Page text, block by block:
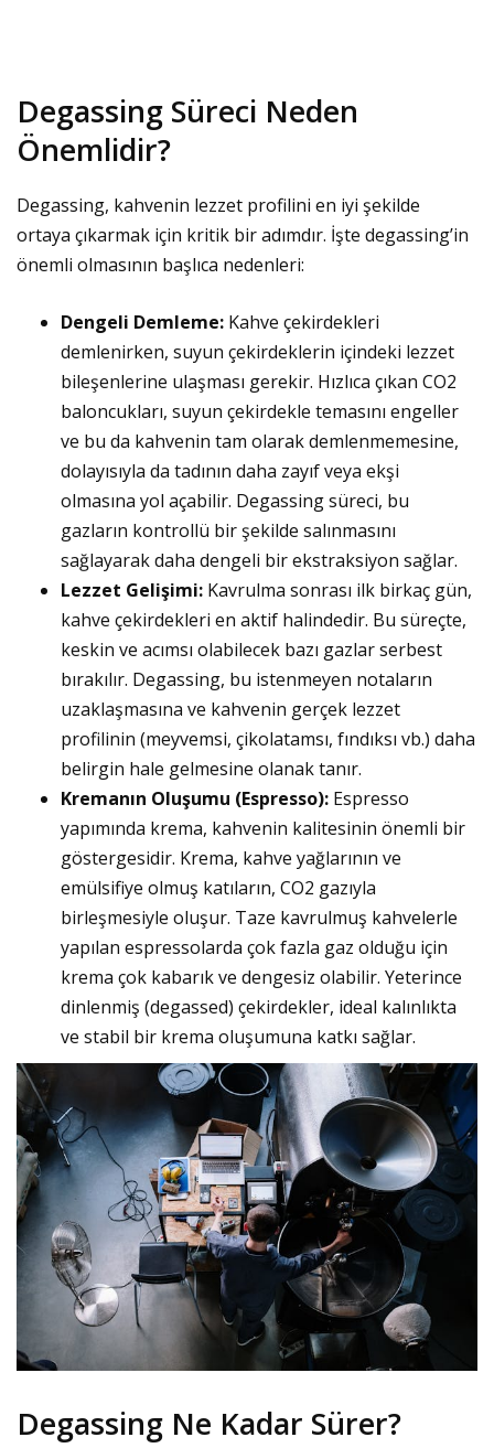
Degassing Süreci Neden
Önemlidir?
Degassing, kahvenin lezzet profilini en iyi şekilde
ortaya çıkarmak için kritik bir adımdır. İşte degassing’in
önemli olmasının başlıca nedenleri:
Dengeli Demleme: Kahve çekirdekleri
demlenirken, suyun çekirdeklerin içindeki lezzet
bileşenlerine ulaşması gerekir. Hızlıca çıkan CO2
baloncukları, suyun çekirdekle temasını engeller
ve bu da kahvenin tam olarak demlenmemesine,
dolayısıyla da tadının daha zayıf veya ekşi
olmasına yol açabilir. Degassing süreci, bu
gazların kontrollü bir şekilde salınmasını
sağlayarak daha dengeli bir ekstraksiyon sağlar.
Lezzet Gelişimi: Kavrulma sonrası ilk birkaç gün,
kahve çekirdekleri en aktif halindedir. Bu süreçte,
keskin ve acımsı olabilecek bazı gazlar serbest
bırakılır. Degassing, bu istenmeyen notaların
uzaklaşmasına ve kahvenin gerçek lezzet
profilinin (meyvemsi, çikolatamsı, fındıksı vb.) daha
belirgin hale gelmesine olanak tanır.
Kremanın Oluşumu (Espresso): Espresso
yapımında krema, kahvenin kalitesinin önemli bir
göstergesidir. Krema, kahve yağlarının ve
emülsifiye olmuş katıların, CO2 gazıyla
birleşmesiyle oluşur. Taze kavrulmuş kahvelerle
yapılan espressolarda çok fazla gaz olduğu için
krema çok kabarık ve dengesiz olabilir. Yeterince
dinlenmiş (degassed) çekirdekler, ideal kalınlıkta
ve stabil bir krema oluşumuna katkı sağlar.
Degassing Ne Kadar Sürer?